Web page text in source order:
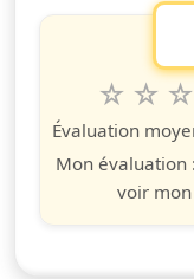
questo 4
3
2
étoiles
étoile
Évaluation
Mon évaluation :
voir